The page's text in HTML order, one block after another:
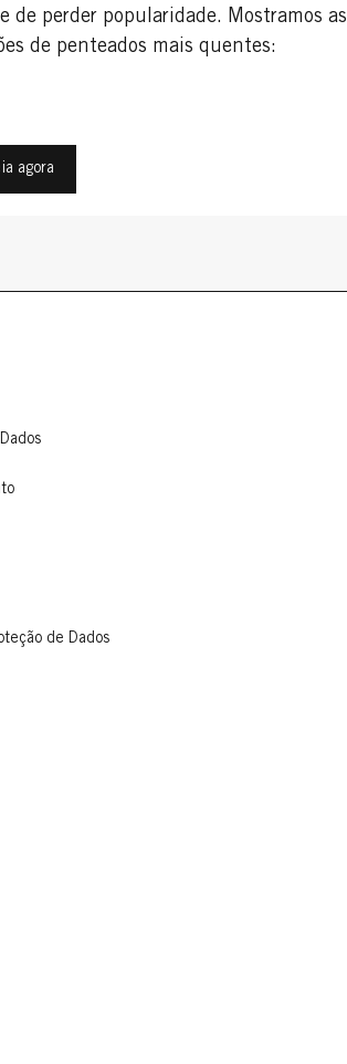
de perder popularidade. Mostramos as
de penteados mais quentes:
agora
de Dados